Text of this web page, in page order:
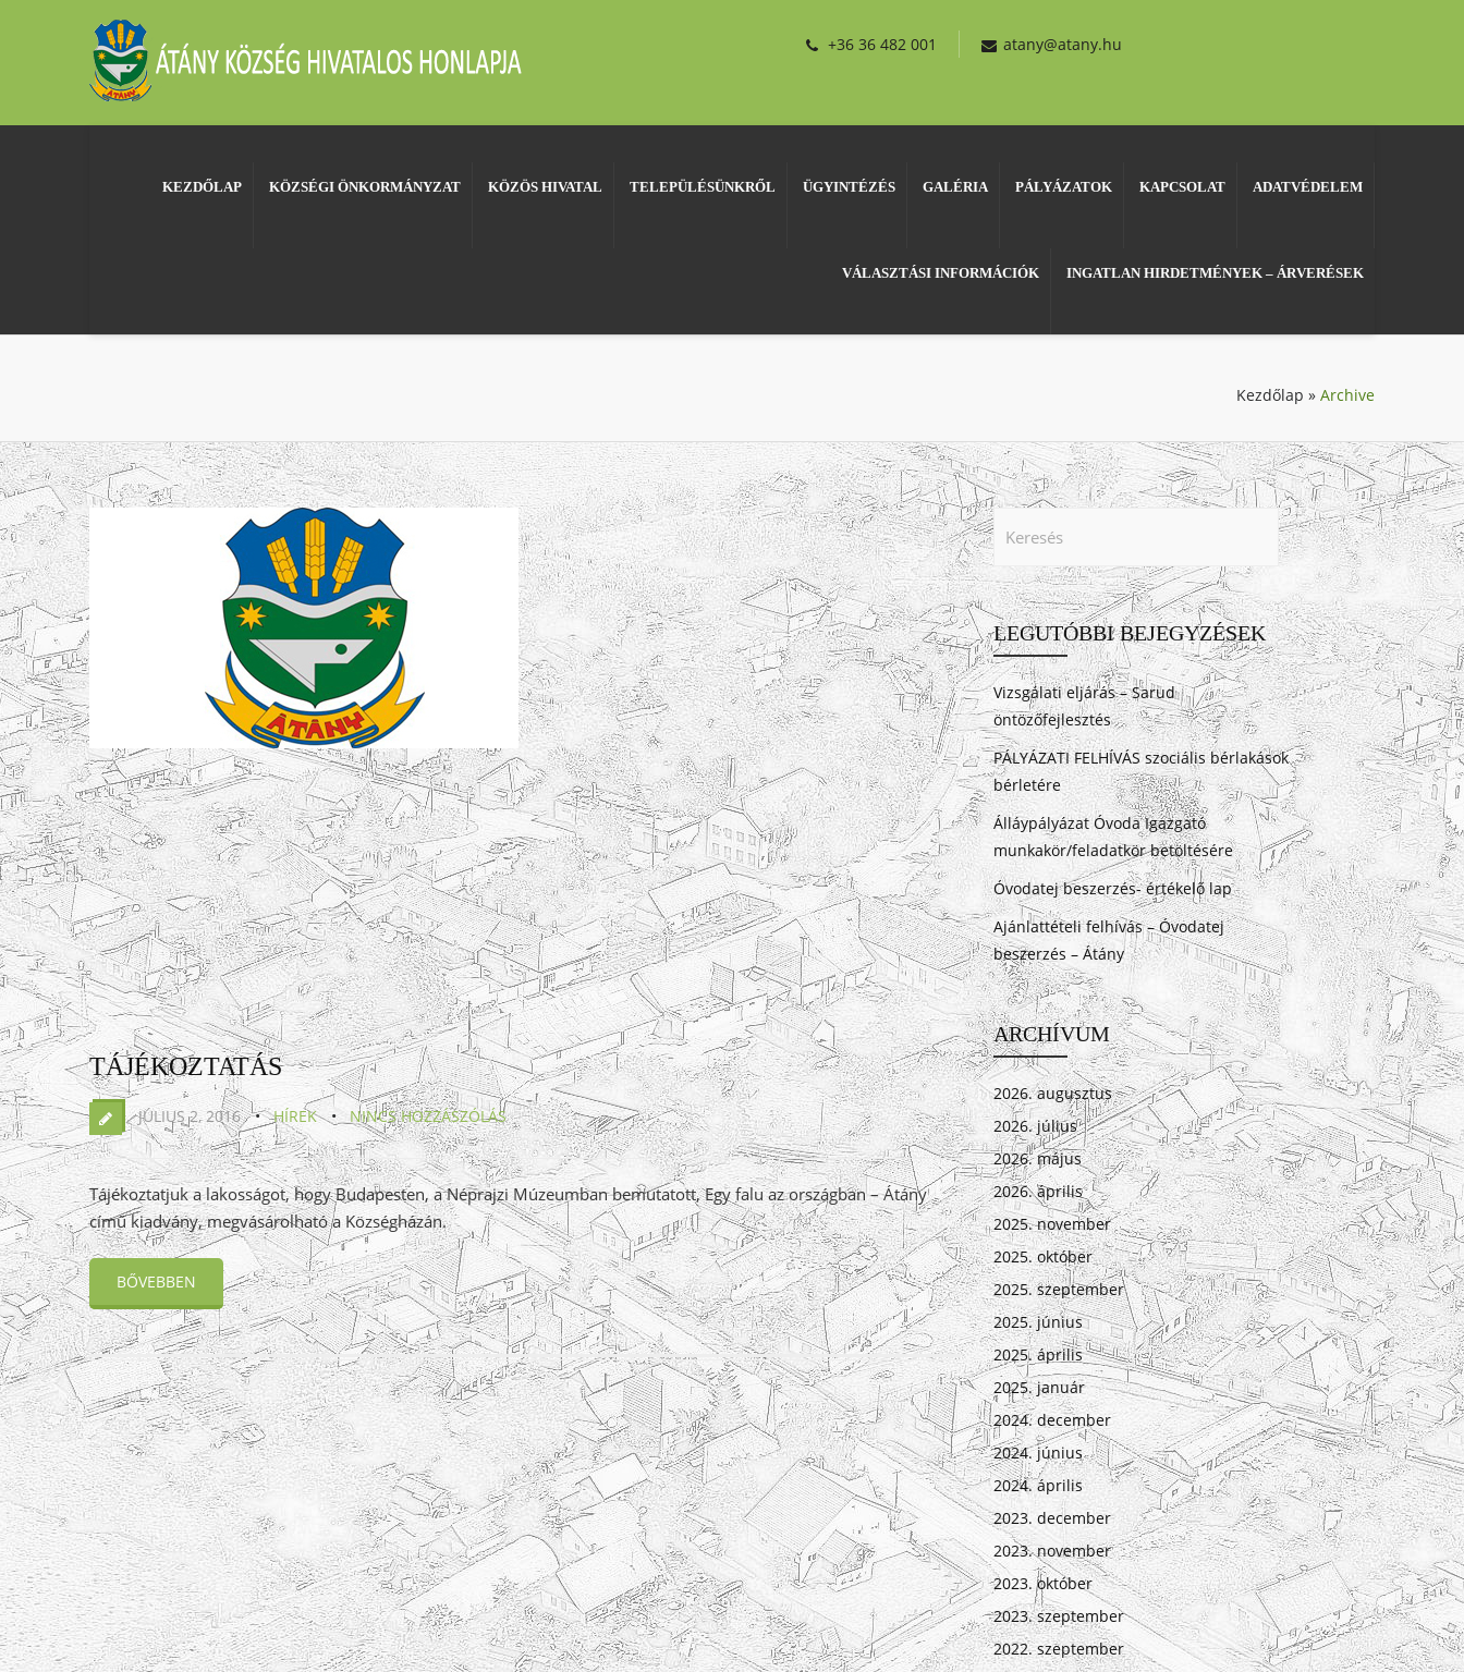
+36 36 482 001 atany@atany.hu
KEZDŐLAP KÖZSÉGI ÖNKORMÁNYZAT KÖZÖS HIVATAL TELEPÜLÉSÜNKRŐL ÜGYINTÉZÉS GALÉRIA PÁLYÁZATOK KAPCSOLAT ADATVÉDELEM
VÁLASZTÁSI INFORMÁCIÓK INGATLAN HIRDETMÉNYEK – ÁRVERÉSEK
Kezdőlap » Archive
TÁJÉKOZTATÁS
JÚLIUS 2, 2016 HÍREK NINCS HOZZÁSZÓLÁS
Tájékoztatjuk a lakosságot, hogy Budapesten, a Néprajzi Múzeumban bemutatott, Egy falu az országban – Átány
című kiadvány, megvásárolható a Községházán.
BŐVEBBEN
LEGUTÓBBI BEJEGYZÉSEK
Vizsgálati eljárás – Sarud
öntözőfejlesztés
PÁLYÁZATI FELHÍVÁS szociális bérlakások
bérletére
Álláypályázat Óvoda Igazgató
munkakör/feladatkör betöltésére
Óvodatej beszerzés- értékelő lap
Ajánlattételi felhívás – Óvodatej
beszerzés – Átány
ARCHÍVUM
2026. augusztus
2026. július
2026. május
2026. április
2025. november
2025. október
2025. szeptember
2025. június
2025. április
2025. január
2024. december
2024. június
2024. április
2023. december
2023. november
2023. október
2023. szeptember
2022. szeptember